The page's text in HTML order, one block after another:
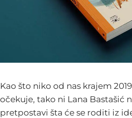
Kao što niko od nas krajem
očekuje, tako ni Lana Bastašić
pretpostavi šta će se roditi iz